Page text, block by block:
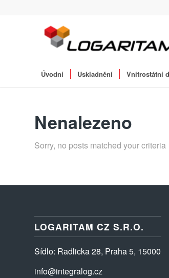
Úvodní Uskladnění Vnitrostátní
Nenalezeno
Sorry, no posts matched your criteria
LOGARITAM CZ S.R.O.
Sídlo: Radlicka 28, Praha 5, 15000
info@integralog.cz